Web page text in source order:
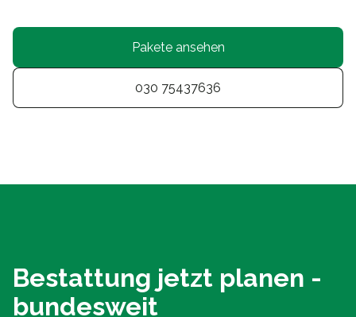
Pakete ansehen
030 75437636
Bestattung jetzt planen -
bundesweit